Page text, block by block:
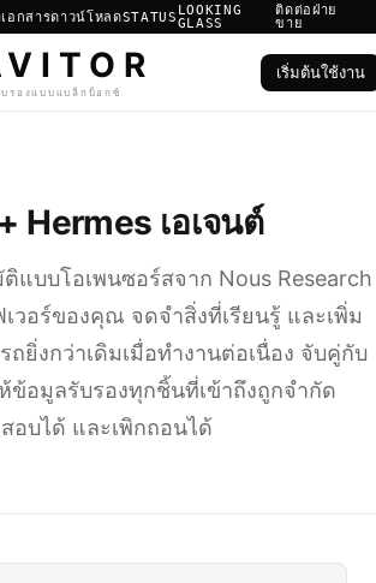
เอกสารดาวน์โหลดSTATUS LOOKING
GLASS
ติดต่อฝ่าย
ขาย
เริ่มต้นใช้งาน
Hermes เอเจนต์
แบบโอเพนซอร์สจาก Nous Research
วอร์ของคุณ จดจำสิ่งที่เรียนรู้ และเพิ่ม
ยิ่งกว่าเดิมเมื่อทำงานต่อเนื่อง จับคู่กับ
ข้อมูลรับรองทุกชิ้นที่เข้าถึงถูกจำกัด
อบได้ และเพิกถอนได้